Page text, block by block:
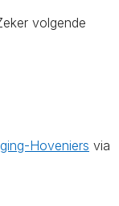
volgende
Hoveniers via